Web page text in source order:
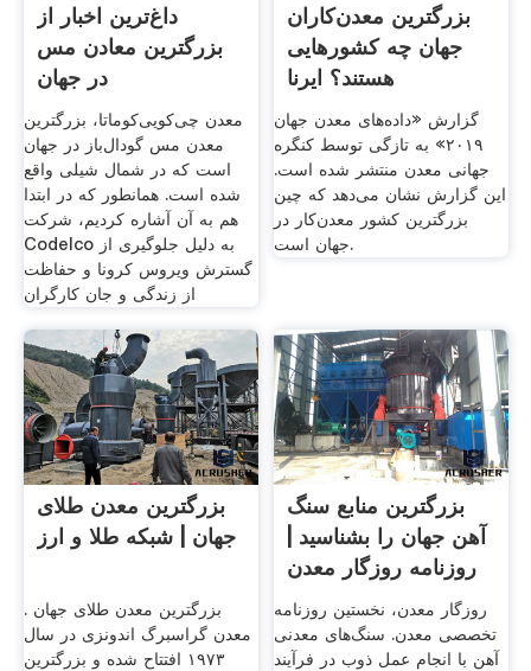
داغ‌ترین اخبار از
بزرگترین معادن مس
در جهان
معدن چی‌کویی‌کوماتا، بزرگترین
معدن مس گودال‌باز در جهان
است که در شمال شیلی واقع
شده است. همانطور که در ابتدا
هم به آن آشاره کردیم، شرکت
Codelco به ‌دلیل جلوگیری از
گسترش ویروس کرونا و حفاظت
از زندگی و جان کارگران
بزرگترین معدن‌کاران
جهان چه کشورهایی
هستند؟ ایرنا
گزارش «داده‌های معدن جهان
۲۰۱۹» به تازگی توسط کنگره
جهانی معدن منتشر شده است.
این گزارش نشان می‌دهد که چین
بزرگترین کشور معدن‌کار در
جهان است.
بزرگترین معدن طلای
جهان | شبکه طلا و ارز
بزرگترین معدن طلای جهان .
معدن گراسبرگ اندونزی در سال
١٩٧٣ افتتاح شده و بزرگترین
بزرگترین منابع سنگ
آهن جهان را بشناسید |
روزنامه روزگار معدن
روزگار معدن، نخستین روزنامه
تخصصی معدن. سنگ‌های معدنی
آهن با انجام عمل ذوب در فرآیند